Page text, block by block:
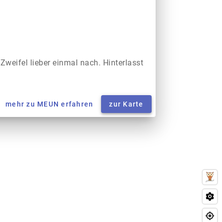
lieber einmal nach. Hinterlasst
mehr zu MEUN erfahren zur Karte